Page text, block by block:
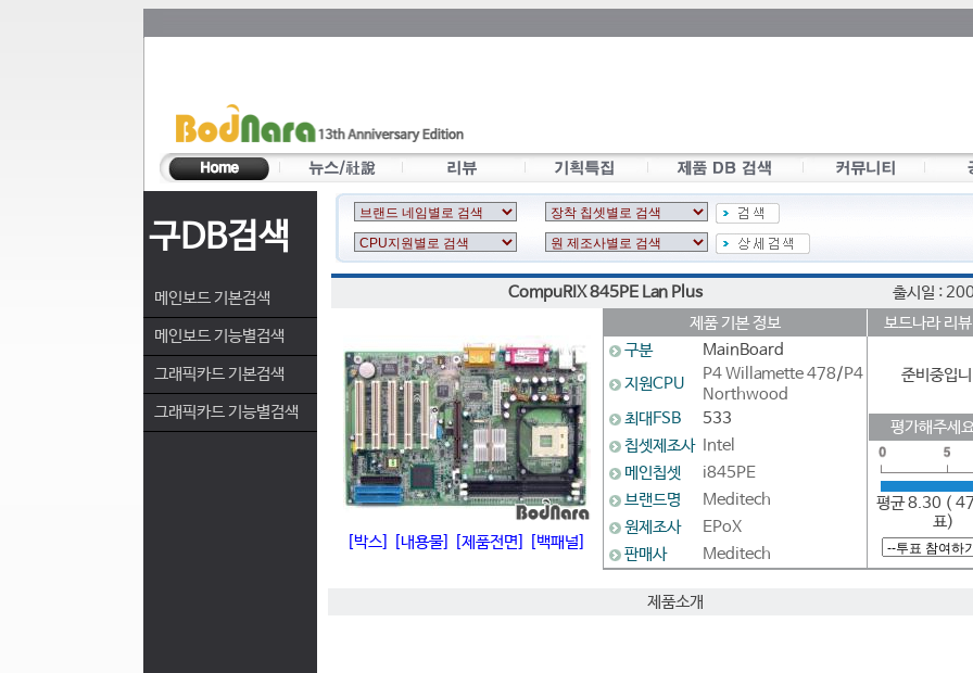
구DB검색
메인보드 기본검색
메인보드 기능별검색
그래픽카드 기본검색
그래픽카드 기능별검색
CompuRIX 845PE Lan Plus 출시일 :
[박스] [내용물] [제품전면] [백패널]
제품 기본 정보
보드나라 리
구분
MainBoard
지원CPU
P4 Willamette 478/P4
Northwood
최대FSB
533
칩셋제조사
Intel
메인칩셋
i845PE
브랜드명
Meditech
원제조사
EPoX
판매사
Meditech
준비중입
평가해주세
평균 8.30 (
표)
제품소개